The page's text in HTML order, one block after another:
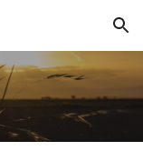
Skip to navigation